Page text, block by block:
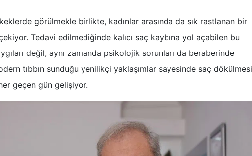
görülmekle birlikte, kadınlar arasında da sık rastlanan bir
Tedavi edilmediğinde kalıcı saç kaybına yol açabilen bu
değil, aynı zamanda psikolojik sorunları da beraberinde
tıbbın sunduğu yenilikçi yaklaşımlar sayesinde saç dökülmesi
geçen gün gelişiyor.